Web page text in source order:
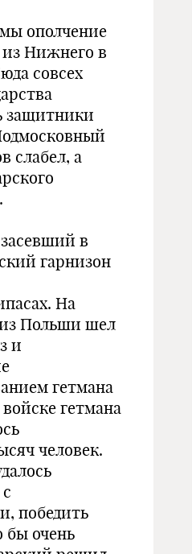
ополчение
из Нижнего в
совсех
защитники
слабел, а
засевший в
гарнизон
На
Польши шел
и
гетмана
гетмана
человек.
победить
бы очень